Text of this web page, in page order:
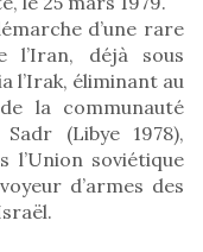
d’une rare
l’Iran, déjà sous
l’Irak, éliminant au
la communauté
(Libye 1978),
l’Union soviétique
d’armes des